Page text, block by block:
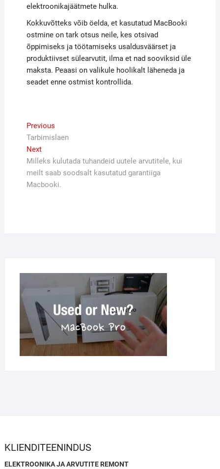
elektroonikajäätmete hulka.
Kokkuvõtteks võib öelda, et kasutatud MacBooki
ostmine on tark otsus neile, kes otsivad
õppimiseks ja töötamiseks usaldusväärset ja
produktiivset sülearvutit, ilma et nad sooviksid üle
maksta. Peaasi on valikule hoolikalt läheneda ja
seadet enne ostmist kontrollida.
Navigeerimine
PreviousPrevious
post:
Tarbimislaen
NextNext
post:
Milleks kulutada tuhandeid uutele arvutitele, kui
meilt saab soodsalt kasutatud garantiiga
Macbooki.
KLIENDITEENINDUS
ELEKTROONIKA JA ARVUTITE REMONT